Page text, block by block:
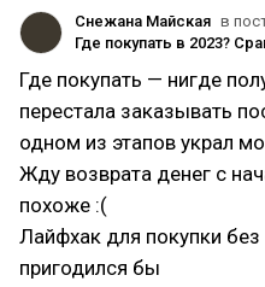
Снежана Майская в
Где покупать — нигде
перестала заказывать
одном из этапов украл
Жду возврата денег с
похоже :(
Лайфхак для покупки
пригодился бы